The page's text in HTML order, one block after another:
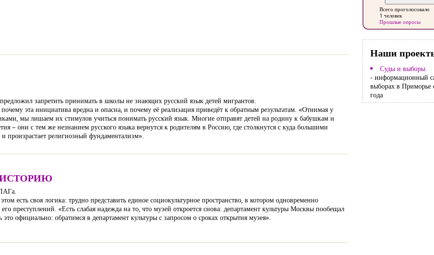
запретить принимать в школы не знающих русский язык детей мигрантов.
эта инициатива вредна и опасна, и почему её реализация приведёт к обратным результатам. «Отнимая у
мы лишаем их стимулов учиться понимать русский язык. Многие отправят детей на родину к бабушкам и
– они с тем же незнанием русского языка вернутся к родителям в Россию, где столкнутся с куда большими
произрастает религиозный фундаментализм».
есть своя логика: трудно представить единое социокультурное пространство, в котором одновременно
преступлений. «Есть слабая надежда на то, что музей откроется снова: департамент культуры Москвы пообещал
официально: обратимся в департамент культуры с запросом о сроках открытия музея».
Всего проголосовало
1 человек
Прошлые опросы
Наши
Суды и выборы
- информационный
выборах в Приморье
года